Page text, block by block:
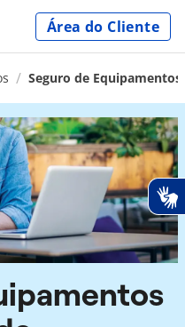
Área do Cliente
Seguro de